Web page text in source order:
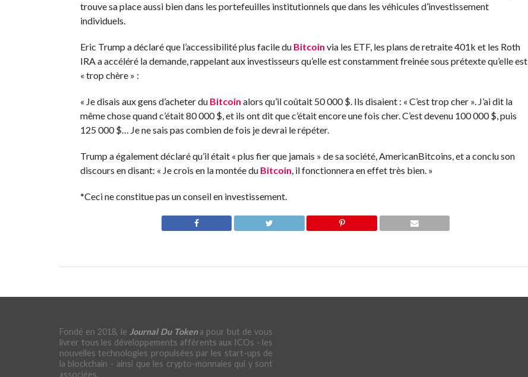
trouve sa place aussi bien dans les portefeuilles institutionnels que dans les véhicules d’investissement
individuels.
Eric Trump a déclaré que l’accessibilité plus facile du Bitcoin via les ETF, les plans de retraite 401k et les Roth
IRA a accéléré la demande, rappelant aux investisseurs qu’elle est constamment freinée sous prétexte qu’elle est
« trop chère » :
« Je disais aux gens d’acheter du Bitcoin alors qu’il coûtait 50 000 $. Ils disaient : « C’est trop cher ». J’ai dit la
même chose quand c’était 80 000 $, et ils ont dit que c’était encore une fois cher. C’est devenu 100 000 $, puis
125 000 $… Je ne sais pas combien de fois je devrai le répéter.
Trump a également déclaré qu’il était « plus fier que jamais » de sa société, AmericanBitcoins, et a conclu son
discours en disant: « Je crois en la montée du Bitcoin, il fonctionnera en effet très bien. »
*Ceci ne constitue pas un conseil en investissement.
Fondé en 2018, le Journal Du Tokena pour but de vous
livrer tous les développements afférents aux ICOs - les
nouvelles technologies propulsées par les start-ups de
la blockchain - ainsi que les crypto-monnaies qui y sont
associées.